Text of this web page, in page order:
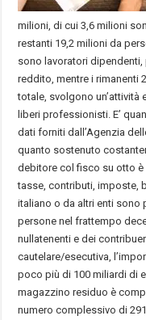
milioni, di cui 3,6 milioni
restanti 19,2 milioni da
sono lavoratori
reddito, mentre i rimanenti
totale, svolgono
liberi professionisti. E’
dati forniti dall’Agenzia
quanto sostenuto
debitore col fisco su otto è
tasse, contributi, imposte,
italiano o da altri enti sono
persone nel frattempo
nullatenenti e dei
cautelare/esecutiva,
poco più di 100 miliardi di
magazzino residuo è
numero complessivo di